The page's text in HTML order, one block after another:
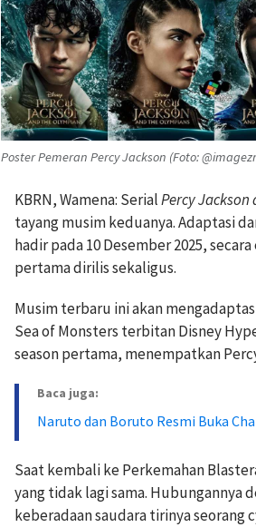
Poster Pemeran Percy Jackson (Foto:
KBRN, Wamena: SerialPercy
tayang musim keduanya. Adaptasi
hadir pada 10 Desember 2025,
pertama dirilis sekaligus.
Musim terbaru ini akan
Sea of Monsters terbitan Disney
season pertama, menempatkan
Baca juga:
Naruto dan Boruto Resmi Buka
Saat kembali ke Perkemahan
yang tidak lagi sama. Hubungannya
keberadaan saudara tirinya seorang